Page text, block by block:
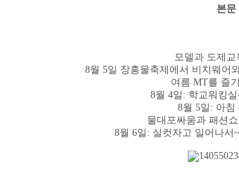
본문
모델과 도제교
8월 5일 장흥물축제에서 비치웨어
여름 MT를 즐
8월 4일: 학교워킹
8월 5일: 아침
물대포싸움과 패션
8월 6일: 실컷자고 일어나서